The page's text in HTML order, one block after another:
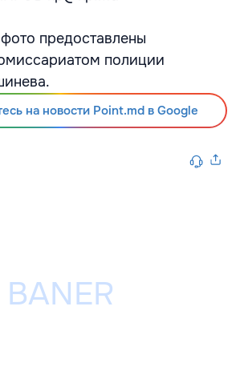
предоставлены
полиции
на новости Point.md в Google